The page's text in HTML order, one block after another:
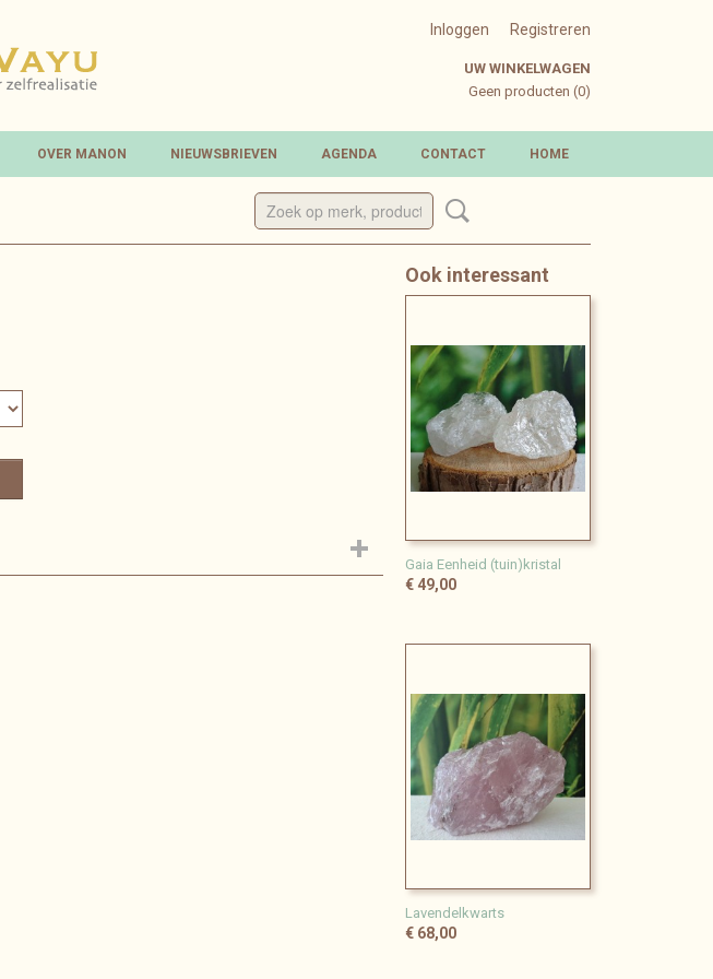
Inloggen Registreren
UW WINKELWAGEN
Geen producten (0)
HOME
CONTACT
AGENDA
NIEUWSBRIEVEN
OVER MANON
Ook interessant
Gaia Eenheid (tuin)kristal
€ 49,00
Lavendelkwarts
€ 68,00